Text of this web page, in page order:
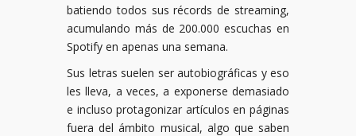
batiendo todos sus récords de streaming,
acumulando más de 200.000 escuchas en
Spotify en apenas una semana.
Sus letras suelen ser autobiográficas y eso
les lleva, a veces, a exponerse demasiado
e incluso protagonizar artículos en páginas
fuera del ámbito musical, algo que saben